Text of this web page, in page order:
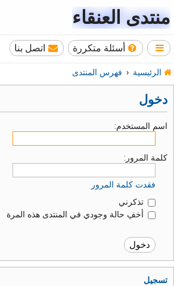
منتدى العنقاء
أسئلة متكررة اتصل بنا
الرئيسية فهرس المنتدى
دخول
اسم المستخدم:
كلمة المرور:
فقدت كلمة المرور
تذكرني
أخفِ حالة وجودي في المنتدى هذه المرة
تسجيل